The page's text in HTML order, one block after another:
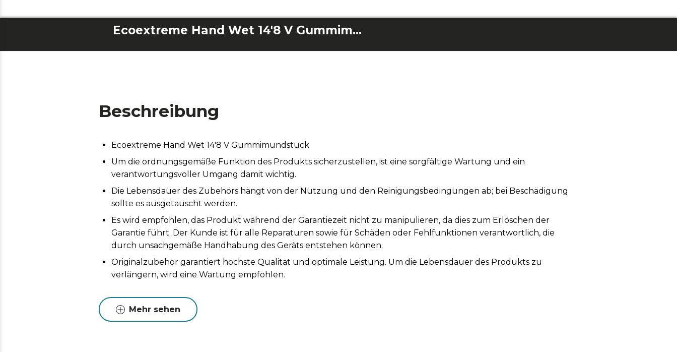
Ecoextreme Hand Wet 14'8 V Gummimundstück
Beschreibung
Ecoextreme Hand Wet 14'8 V Gummimundstück
Um die ordnungsgemäße Funktion des Produkts sicherzustellen, ist eine sorgfältige Wartung und ein
verantwortungsvoller Umgang damit wichtig.
Die Lebensdauer des Zubehörs hängt von der Nutzung und den Reinigungsbedingungen ab; bei Beschädigung
sollte es ausgetauscht werden.
Es wird empfohlen, das Produkt während der Garantiezeit nicht zu manipulieren, da dies zum Erlöschen der
Garantie führt. Der Kunde ist für alle Reparaturen sowie für Schäden oder Fehlfunktionen verantwortlich, die
durch unsachgemäße Handhabung des Geräts entstehen können.
Originalzubehör garantiert höchste Qualität und optimale Leistung. Um die Lebensdauer des Produkts zu
verlängern, wird eine Wartung empfohlen.
Mehr sehen